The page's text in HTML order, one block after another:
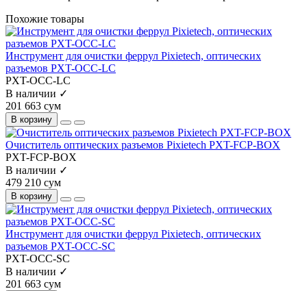
Похожие товары
Инструмент для очистки феррул Pixietech, оптических
разъемов PXT-OCC-LC
PXT-OCC-LC
В наличии ✓
201 663 сум
В корзину
Очиститель оптических разъемов Pixietech PXT-FCP-BOX
PXT-FCP-BOX
В наличии ✓
479 210 сум
В корзину
Инструмент для очистки феррул Pixietech, оптических
разъемов PXT-OCC-SC
PXT-OCC-SC
В наличии ✓
201 663 сум